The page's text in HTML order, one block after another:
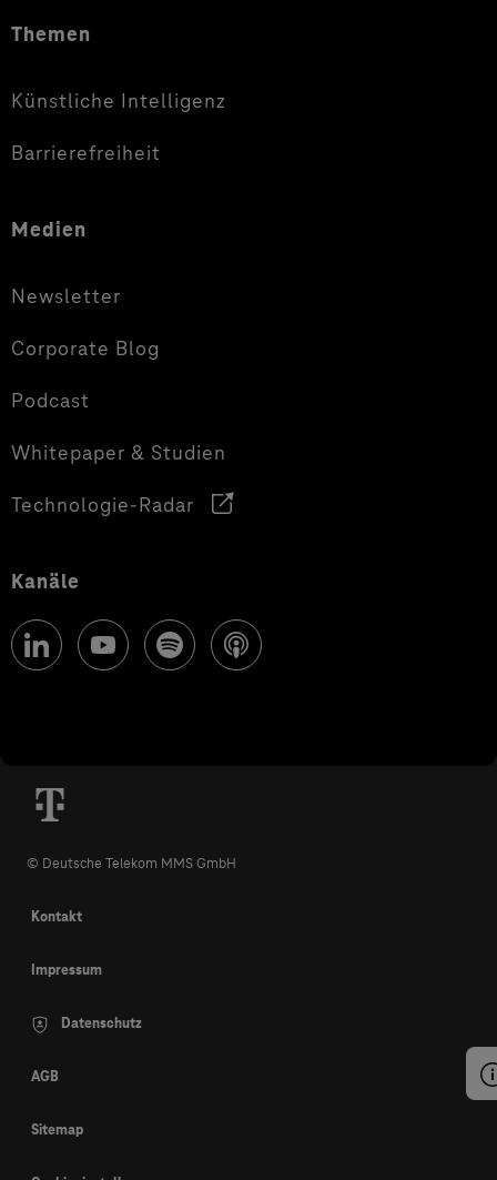
Themen
Künstliche Intelligenz
Barrierefreiheit
Medien
Newsletter
Corporate Blog
Podcast
Whitepaper & Studien
Technologie-Radar
Kanäle
© Deutsche Telekom MMS GmbH
Kontakt
Impressum
Datenschutz
AGB
Sitemap